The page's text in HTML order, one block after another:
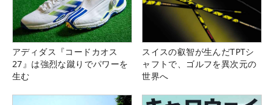
アディダス『コードカオス
27』は強烈な蹴りでパワーを
生む
スイスの叡智が生んだTPTシ
ャフトで、ゴルフを異次元の
世界へ